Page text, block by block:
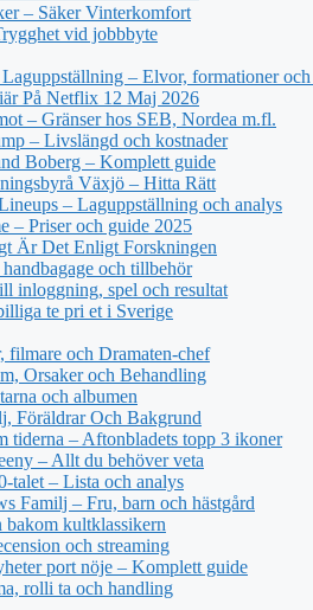
– Säker Vinterkomfort
vid jobbbyte
– Elvor, formationer och
På Netflix 12 Maj 2026
– Gränser hos SEB, Nordea m.fl.
– Livslängd och kostnader
Boberg – Komplett guide
Växjö – Hitta Rätt
– Laguppställning och analys
– Priser och guide 2025
Är Det Enligt Forskningen
och tillbehör
inloggning, spel och resultat
te pri et i Sverige
filmare och Dramaten-chef
Orsaker och Behandling
och albumen
Föräldrar Och Bakgrund
tiderna – Aftonbladets topp 3 ikoner
– Allt du behöver veta
talet – Lista och analys
Familj – Fru, barn och hästgård
kultklassikern
och streaming
port nöje – Komplett guide
rolli ta och handling